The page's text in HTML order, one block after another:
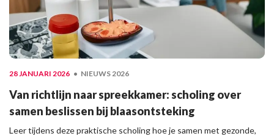
28 JANUARI 2026 NIEUWS 2026
Van richtlijn naar spreekkamer: scholing over
samen beslissen bij blaasontsteking
Leer tijdens deze praktische scholing hoe je samen met gezonde,